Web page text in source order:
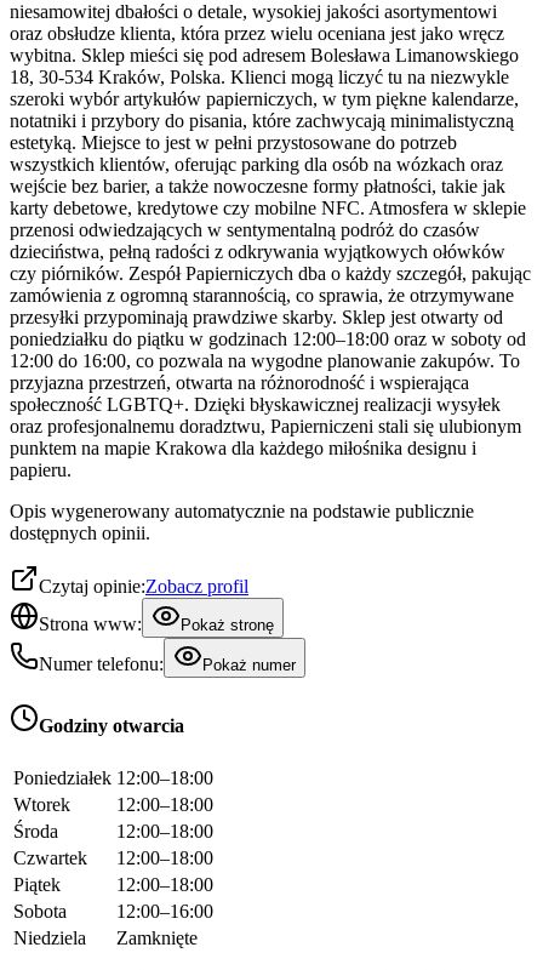
niesamowitej dbałości o detale, wysokiej jakości asortymentowi
oraz obsłudze klienta, która przez wielu oceniana jest jako wręcz
wybitna. Sklep mieści się pod adresem Bolesława Limanowskiego
18, 30-534 Kraków, Polska. Klienci mogą liczyć tu na niezwykle
szeroki wybór artykułów papierniczych, w tym piękne kalendarze,
notatniki i przybory do pisania, które zachwycają minimalistyczną
estetyką. Miejsce to jest w pełni przystosowane do potrzeb
wszystkich klientów, oferując parking dla osób na wózkach oraz
wejście bez barier, a także nowoczesne formy płatności, takie jak
karty debetowe, kredytowe czy mobilne NFC. Atmosfera w sklepie
przenosi odwiedzających w sentymentalną podróż do czasów
dzieciństwa, pełną radości z odkrywania wyjątkowych ołówków
czy piórników. Zespół Papierniczych dba o każdy szczegół, pakując
zamówienia z ogromną starannością, co sprawia, że otrzymywane
przesyłki przypominają prawdziwe skarby. Sklep jest otwarty od
poniedziałku do piątku w godzinach 12:00–18:00 oraz w soboty od
12:00 do 16:00, co pozwala na wygodne planowanie zakupów. To
przyjazna przestrzeń, otwarta na różnorodność i wspierająca
społeczność LGBTQ+. Dzięki błyskawicznej realizacji wysyłek
oraz profesjonalnemu doradztwu, Papierniczeni stali się ulubionym
punktem na mapie Krakowa dla każdego miłośnika designu i
papieru.
Opis wygenerowany automatycznie na podstawie publicznie
dostępnych opinii.
Czytaj opinie:Zobacz profil
Strona www:
Pokaż stronę
Numer telefonu: Pokaż numer
Godziny otwarcia
Poniedziałek 12:00–18:00
Wtorek
12:00–18:00
Środa
12:00–18:00
Czwartek
12:00–18:00
Piątek
12:00–18:00
Sobota
12:00–16:00
Niedziela
Zamknięte